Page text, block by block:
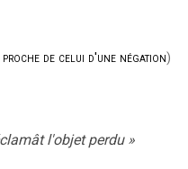
de celui d'une négation)
l'objet perdu »